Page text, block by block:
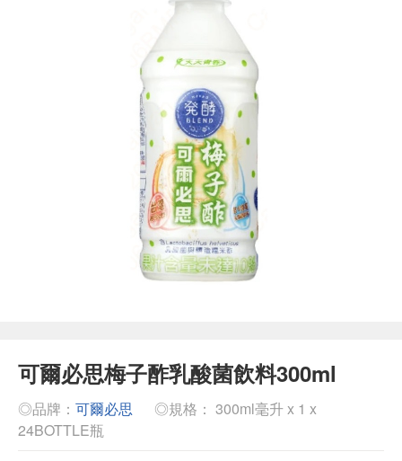
可爾必思梅子酢乳酸菌飲料300ml
◎品牌： 可爾必思
◎規格： 300ml毫升 x 1 x
24BOTTLE瓶